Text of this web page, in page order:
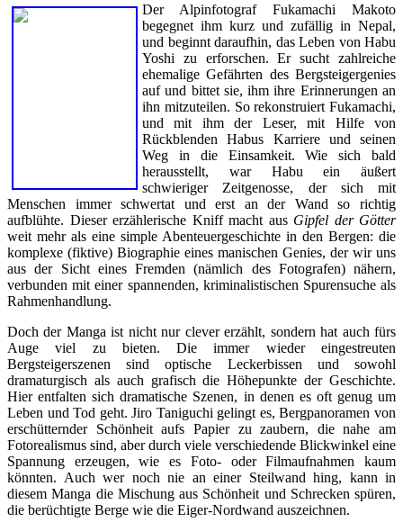
Der Alpinfotograf Fukamachi Makoto
begegnet ihm kurz und zufällig in Nepal,
und beginnt daraufhin, das Leben von Habu
Yoshi zu erforschen. Er sucht zahlreiche
ehemalige Gefährten des Bergsteigergenies
auf und bittet sie, ihm ihre Erinnerungen an
ihn mitzuteilen. So rekonstruiert Fukamachi,
und mit ihm der Leser, mit Hilfe von
Rückblenden Habus Karriere und seinen
Weg in die Einsamkeit. Wie sich bald
herausstellt, war Habu ein äußert
schwieriger Zeitgenosse, der sich mit
Menschen immer schwertat und erst an der Wand so richtig
aufblühte. Dieser erzählerische Kniff macht aus Gipfel der Götter
weit mehr als eine simple Abenteuergeschichte in den Bergen: die
komplexe (fiktive) Biographie eines manischen Genies, der wir uns
aus der Sicht eines Fremden (nämlich des Fotografen) nähern,
verbunden mit einer spannenden, kriminalistischen Spurensuche als
Rahmenhandlung.
Doch der Manga ist nicht nur clever erzählt, sondern hat auch fürs
Auge viel zu bieten. Die immer wieder eingestreuten
Bergsteigerszenen sind optische Leckerbissen und sowohl
dramaturgisch als auch grafisch die Höhepunkte der Geschichte.
Hier entfalten sich dramatische Szenen, in denen es oft genug um
Leben und Tod geht. Jiro Taniguchi gelingt es, Bergpanoramen von
erschütternder Schönheit aufs Papier zu zaubern, die nahe am
Fotorealismus sind, aber durch viele verschiedende Blickwinkel eine
Spannung erzeugen, wie es Foto- oder Filmaufnahmen kaum
könnten. Auch wer noch nie an einer Steilwand hing, kann in
diesem Manga die Mischung aus Schönheit und Schrecken spüren,
die berüchtigte Berge wie die Eiger-Nordwand auszeichnen.